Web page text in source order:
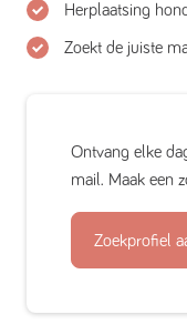
Herplaatsing
Zoekt de juiste
Ontvang elke
mail. Maak een
Zoekprofiel